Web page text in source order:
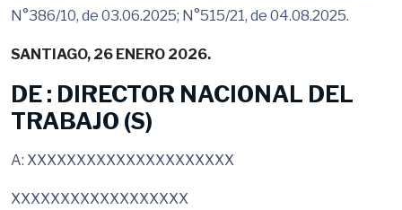
N°386/10, de 03.06.2025; N°515/21, de 04.08.2025.
SANTIAGO, 26 ENERO 2026.
DE : DIRECTOR NACIONAL DEL
TRABAJO (S)
A: XXXXXXXXXXXXXXXXXXXXX
XXXXXXXXXXXXXXXXXX